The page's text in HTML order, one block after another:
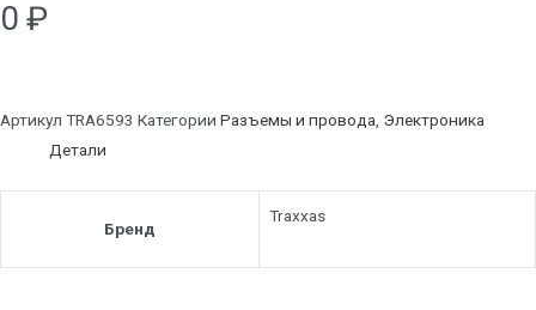
0 ₽
Артикул TRA6593 Категории Разъемы и провода, Электроника
Детали
Бренд
Traxxas